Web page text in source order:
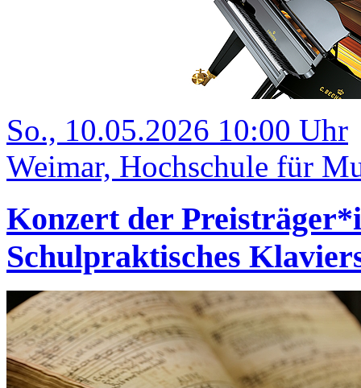
So., 10.05.2026 10:00 Uhr
Weimar, Hochschule für
Konzert der
Schulpraktisches